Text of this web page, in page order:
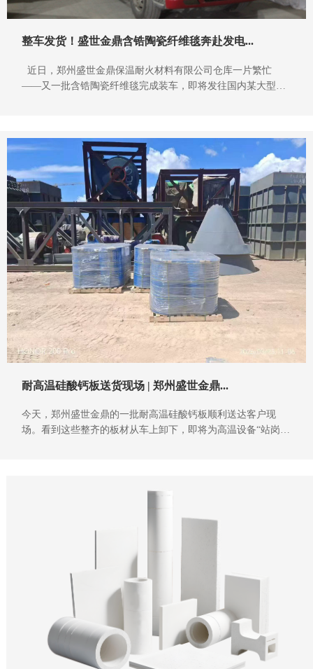
整车发货！盛世金鼎含锆陶瓷纤维毯奔赴发电...
近日，郑州盛世金鼎保温耐火材料有限公司仓库一片繁忙
——又一批含锆陶瓷纤维毯完成装车，即将发往国内某大型发
耐高温硅酸钙板送货现场 | 郑州盛世金鼎...
今天，郑州盛世金鼎的一批耐高温硅酸钙板顺利送达客户现
场。看到这些整齐的板材从车上卸下，即将为高温设备“站岗放